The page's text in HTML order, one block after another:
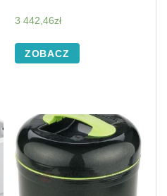
3 442,46zł
ZOBACZ